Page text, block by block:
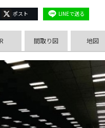
X Line
間取り図 地図